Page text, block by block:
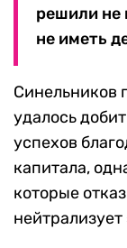
решили не
не иметь
Синельников
удалось
успехов
капитала,
которые